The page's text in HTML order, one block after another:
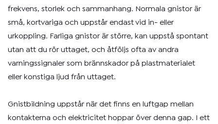
frekvens, storlek och sammanhang. Normala gnistor är
små, kortvariga och uppstår endast vid in- eller
urkoppling. Farliga gnistor är större, kan uppstå spontant
utan att du rör uttaget, och åtföljs ofta av andra
varningssignaler som brännskador på plastmaterialet
eller konstiga ljud från uttaget.
Gnistbildning uppstår när det finns en luftgap mellan
kontakterna och elektricitet hoppar över denna gap. I ett